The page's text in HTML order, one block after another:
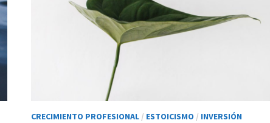
CRECIMIENTO PROFESIONAL/ ESTOICISMO / INVERSIÓN